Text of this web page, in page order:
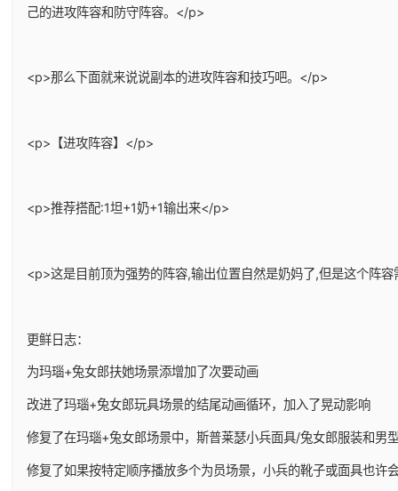
己的进攻阵容和防守阵容。</p>
<p>那么下面就来说说副本的进攻阵容和技巧吧。</p>
<p>【进攻阵容】</p>
<p>推荐搭配:1坦+1奶+1输出来</p>
<p>这是目前顶为强势的阵容,输出位置自然是奶妈了,但是这个阵
更鲜日志：
为玛瑙+兔女郎扶她场景添增加了次要动画
改进了玛瑙+兔女郎玩具场景的结尾动画循环，加入了晃动影响
修复了在玛瑙+兔女郎场景中，斯普莱瑟小兵面具/兔女郎服装和男
修复了如果按特定顺序播放多个为员场景，小兵的靴子或面具也许